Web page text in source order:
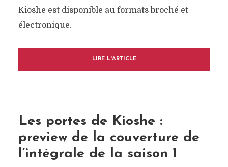
Kioshe est disponible au formats broché et
électronique.
LIRE L'ARTICLE
Les portes de Kioshe :
preview de la couverture de
l’intégrale de la saison 1